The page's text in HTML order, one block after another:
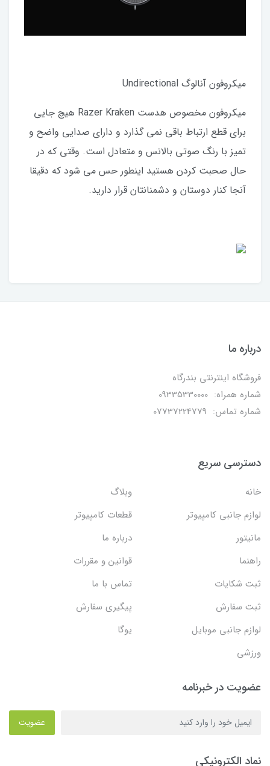
میکروفون آنالوگ Undirectional
میکروفون مخصوص هدست Razer Kraken هیچ جایی
برای قطع ارتباط باقی نمی گذارد و دارای صدایی واضح و
تمیز با رنگ صوتی بالانس و متعادل است. وقتی که در
حال صحبت کردن هستید اینطور حس می شود که دقیقا
آنجا کنار دوستان و دشمنانتان قرار دارید.
درباره ما
فروشگاه اینترنتی بندرگاه
شماره همراه: 09335330000
شماره تماس: 07737224779
دسترسی سریع
خانه
وبلاگ
لوازم جانبی کامپیوتر
قطعات کامپیوتر
مانیتور
درباره ما
راهنما
قوانین و مقررات
ثبت شکایات
تماس با ما
ثبت سفارش
پیگیری سفارش
لوازم جانبی موبایل
یوگا
ورزشی
عضویت در خبرنامه
عضویت
نماد الکترونیکی